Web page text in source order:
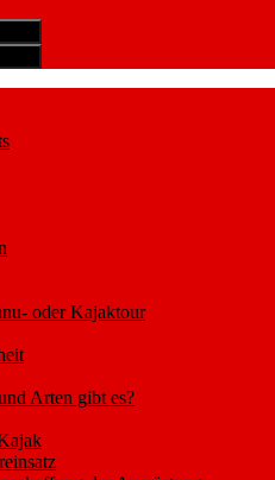
Search
Search
oder Kajaktour
Arten gibt es?